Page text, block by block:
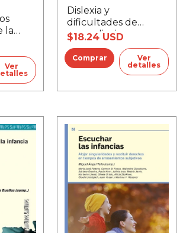
la
Ver
Dislexia y
dificultades de
aprendizaje
$18.24 USD
Ver
detalles